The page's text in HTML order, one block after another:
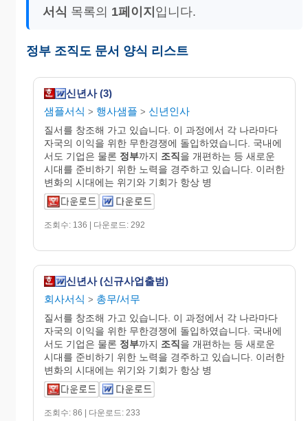
서식 목록의 1페이지 입니다.
정부 조직도 문서 양식 리스트
신년사 (3)
샘플서식 > 행사샘플 > 신년인사
질서를 창조해 가고 있습니다. 이 과정에서 각 나라마다
자국의 이익을 위한 무한경쟁에 돌입하였습니다. 국내에
서도 기업은 물론 정부까지 조직을 개편하는 등 새로운
시대를 준비하기 위한 노력을 경주하고 있습니다. 이러한
변화의 시대에는 위기와 기회가 항상 병
조회수: 136 | 다운로드: 292
신년사 (신규사업출범)
회사서식 > 총무/서무
질서를 창조해 가고 있습니다. 이 과정에서 각 나라마다
자국의 이익을 위한 무한경쟁에 돌입하였습니다. 국내에
서도 기업은 물론 정부까지 조직을 개편하는 등 새로운
시대를 준비하기 위한 노력을 경주하고 있습니다. 이러한
변화의 시대에는 위기와 기회가 항상 병
조회수: 86 | 다운로드: 233